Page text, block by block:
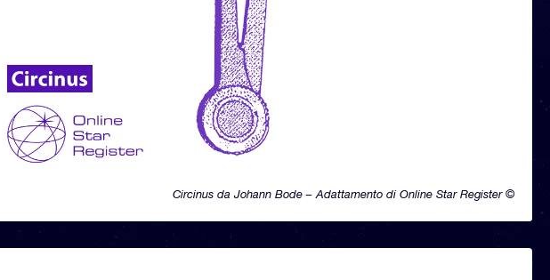
Circinus da Johann Bode – Adattamento di Online Star Register ©